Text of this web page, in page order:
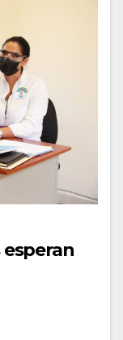
esperan